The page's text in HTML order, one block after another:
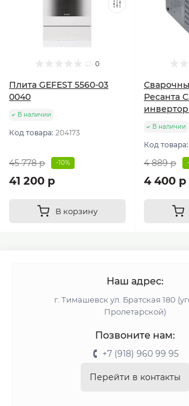
0
Плита GEFEST 5560-03
0040
В наличии
Код товара: 204173
45 778 р -10%
41 200 р
В корзину
Ресанта
В наличии
Код товара:
4 889 р
4 400 р
Наш адрес:
г. Тимашевск ул. Братская 180
Пролетарской)
Позвоните нам:
+7 (918) 960 99 95
Перейти в контакты